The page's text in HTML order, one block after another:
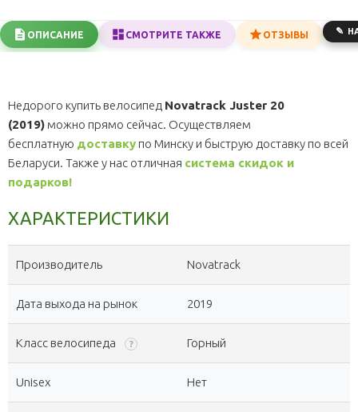
ОПИСАНИЕ СМОТРИТЕ ТАКЖЕ ОТЗЫВЫ
Недорого купить велосипед Novatrack Juster 20
(2019) можно прямо сейчас. Осуществляем
бесплатную доставку по Минску и быструю доставку по всей
Беларуси. Также у нас отличная система скидок и
подарков!
ХАРАКТЕРИСТИКИ
Производитель Novatrack
Дата выхода на рынок 2019
Класс велосипеда ? Горный
Unisex Нет